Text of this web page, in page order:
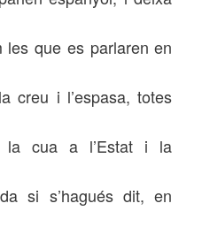
les que es parlaren en
creu i l’espasa, totes
la cua a l’Estat i la
si s’hagués dit, en